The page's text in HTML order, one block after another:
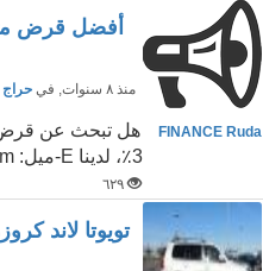
أفضل قرض
منذ ٨ سنوات , في
FINANCE Ruda
هل تبحث عن قرض
3٪، لدينا E-ميل: infocorporationfinancecld09@gmail.com هاتف: 009181...
٦٢٩
تويوتا لاند كروزر 2014 المغترب المالك حافظت